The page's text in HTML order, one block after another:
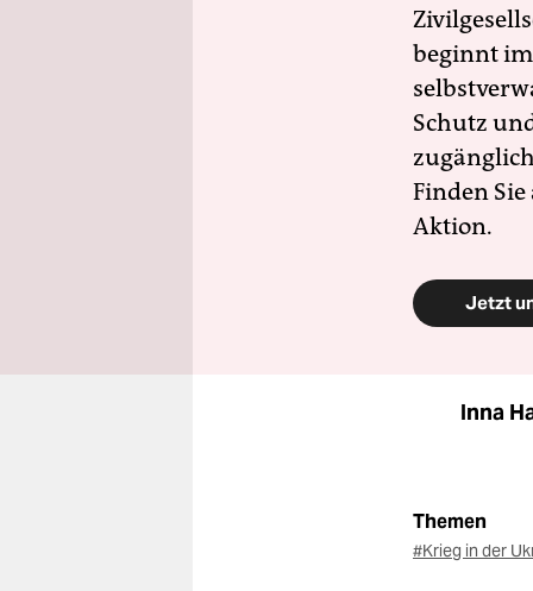
beginnt
Schutz
Finden
Aktion.
Jetzt
Inna
Themen
#Krieg in der